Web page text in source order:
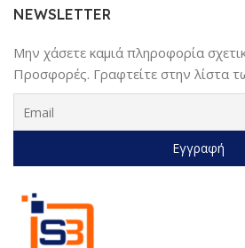
Sundaymot
NEWSLETTER
Μην χάσετε καμιά πληροφορία
Προσφορές. Γραφτείτε στην λίστα